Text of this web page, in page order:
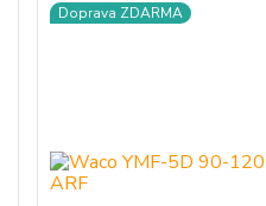
Doprava ZDARMA